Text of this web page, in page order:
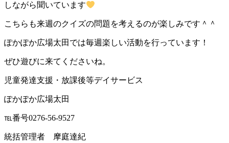
しながら聞いています
こちらも来週のクイズの問題を考えるのが楽しみです＾＾
ぽかぽか広場太田では毎週楽しい活動を行っています！
ぜひ遊びに来てくださいね。
児童発達支援・放課後等デイサービス
ぽかぽか広場太田
℡番号0276-56-9527
統括管理者 摩庭達紀